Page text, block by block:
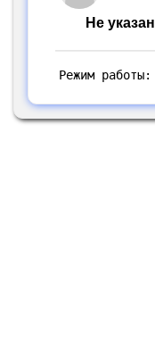
Не указан
Режим работы: